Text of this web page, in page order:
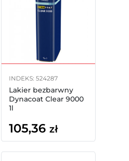
INDEKS: 524287
Lakier bezbarwny
Dynacoat Clear 9000
1l
105,36 zł